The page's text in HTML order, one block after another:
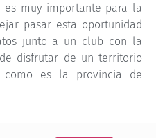
es muy importante para la
pasar esta oportunidad
junto a un club con la
disfrutar de un territorio
es la provincia de